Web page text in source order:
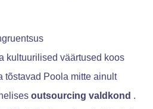
kultuurilised väärtused koos
tõstavad Poola mitte ainult
outsourcing valdkond .